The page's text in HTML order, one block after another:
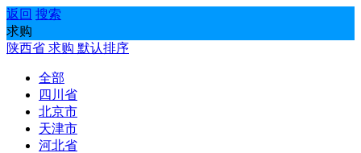
返回 搜索
求购
陕西省 求购 默认排序
全部
四川省
北京市
天津市
河北省